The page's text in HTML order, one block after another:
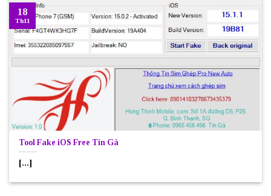
Tool Fake iOS Free Tín Gà
[...]
18
Th11